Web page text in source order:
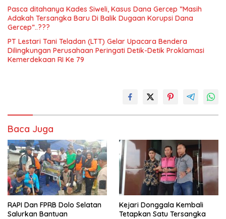
Pasca ditahanya Kades Siweli, Kasus Dana Gercep ”Masih
Adakah Tersangka Baru Di Balik Dugaan Korupsi Dana
Gercep”..???
PT Lestari Tani Teladan (LTT) Gelar Upacara Bendera
Dilingkungan Perusahaan Peringati Detik-Detik Proklamasi
Kemerdekaan RI Ke 79
Baca Juga
RAPI Dan FPRB Dolo Selatan
Salurkan Bantuan
Kejari Donggala Kembali
Tetapkan Satu Tersangka